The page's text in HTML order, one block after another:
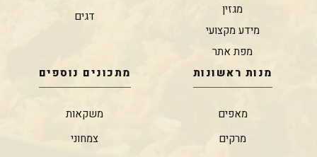
מגזין
מידע מקצועי
מפת אתר
דגים
מנות ראשונות
מאפים
מרקים
מתכונים נוספים
משקאות
צמחוני